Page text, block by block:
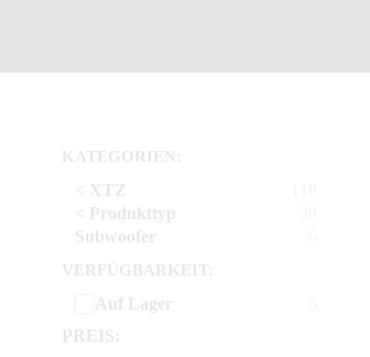
KATEGORIEN:
< XTZ
< Produkttyp
Subwoofer
VERFÜGBARKEIT:
Auf Lager
PREIS: